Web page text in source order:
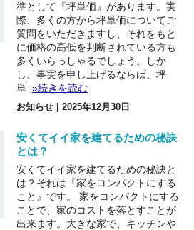
準として『坪単価』があります。実
際、多くの方から坪単価についてご
質問をいただきますし、それをもと
に価格の高低を判断されている方も
多くいらっしゃるでしょう。しか
し、事実を申し上げるならば、坪
単 »続きを読む
お知らせ| 2025年12月30日
安くてイイ家を建てるための秘訣
とは？
安くてイイ家を建てるための秘訣と
は？それは『家をコンパクトにする
こと』です。 家をコンパクトにする
ことで、家のコストを落とすことが
出来ます。大きな家で、キッチンや